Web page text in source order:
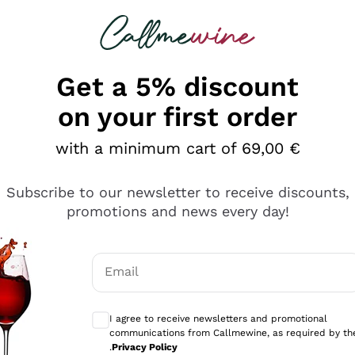
looking for
diversi e con un ampio range di prezzo. Le
Get a 5% discount
on your first order
with a minimum cart of 69,00 €
Subscribe to our newsletter to receive discounts,
promotions and news every day!
Email
I agree to receive newsletters and promotional
communications from Callmewine, as required by
.Privacy Policy